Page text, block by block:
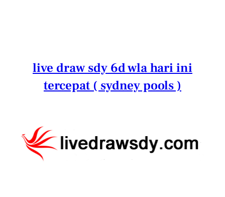
live draw sdy 6d wla hari ini
tercepat ( sydney pools )